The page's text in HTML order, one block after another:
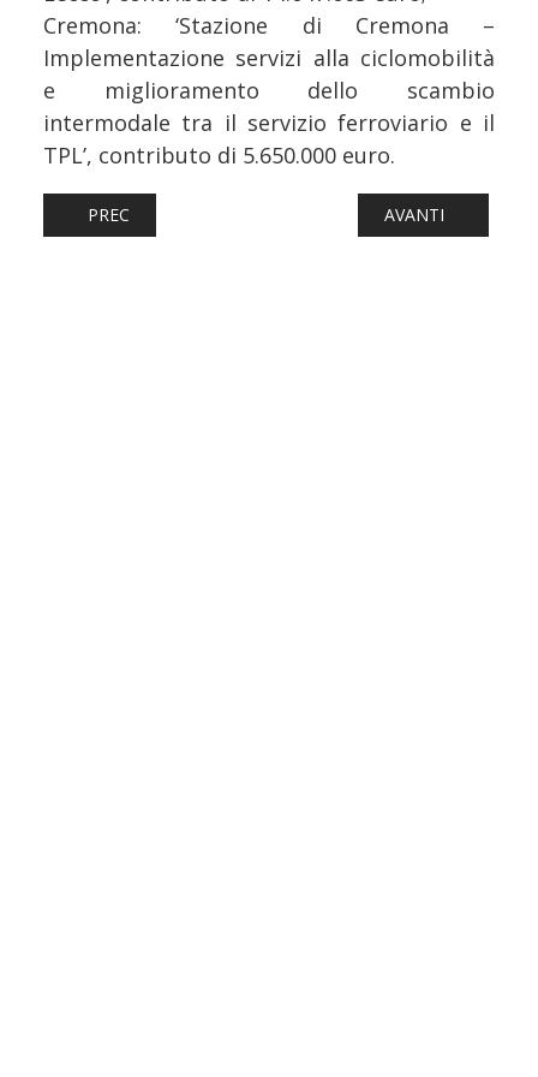
Cremona: ‘Stazione di Cremona –
Implementazione servizi alla ciclomobilità
e miglioramento dello scambio
intermodale tra il servizio ferroviario e il
TPL’, contributo di 5.650.000 euro.
ARTICOLO PRECEDENTE: FERROVIE: GERMANIA, TRENO
PREC ARTICOLO
AVANTI